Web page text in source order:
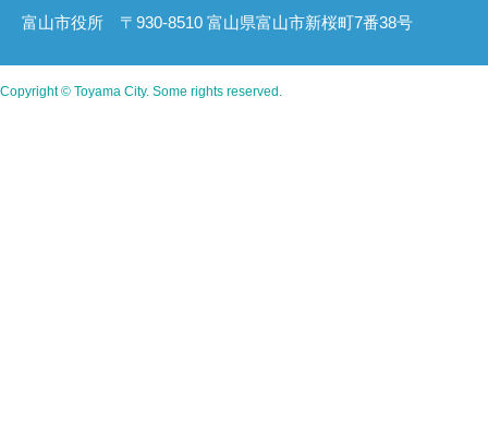
富山市役所 〒930-8510 富山県富山市新桜町7番38号
Copyright © Toyama City. Some rights reserved.